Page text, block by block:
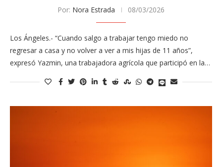
Por: Nora Estrada 08/03/2026
Los Ángeles.- “Cuando salgo a trabajar tengo miedo no
regresar a casa y no volver a ver a mis hijas de 11 años”,
expresó Yazmin, una trabajadora agrícola que participó en la…